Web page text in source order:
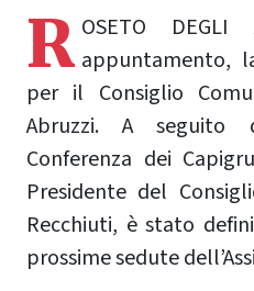
R OSETO
appuntamento,
per il Consiglio
Abruzzi. A seguito
Conferenza dei
Presidente del
Recchiuti, è stato
prossime sedute